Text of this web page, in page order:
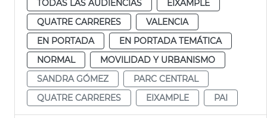
TODAS LAS AUDIENCIAS
EIXAMPLE
QUATRE CARRERES
VALENCIA
EN PORTADA
EN PORTADA TEMÁTICA
NORMAL
MOVILIDAD Y URBANISMO
SANDRA GÓMEZ
PARC CENTRAL
QUATRE CARRERES
EIXAMPLE PAI